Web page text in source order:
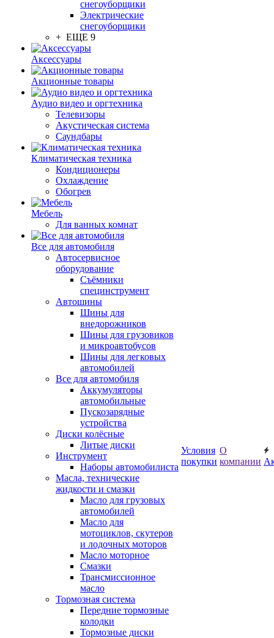
снегоуборщики
Электрические
снегоуборщики
+ ЕЩЕ 9
Аксессуары
Акционные товары
Аудио видео и оргтехника
Телевизоры
Акустическая система
Саундбары
Климатическая техника
Кондиционеры
Охлаждение
Обогрев
Мебель
Для ванных комнат
Все для автомобиля
Автосервисное
оборудование
Съёмники
специнструмент
Автошины
Шины для
внедорожников
Шины для грузовиков
и микроавтобусов
Шины для легковых
автомобилей
Все для автомобиля
Аккумуляторы
автомобильные
Пускозарядные
устройства
Диски колёсные
Литые диски
Инструмент
Наборы автомобилиста
Масла, технические
жидкости и смазки
Масло для грузовых
автомобилей
Масло для
мотоциклов, скутеров
и лодочных моторов
Масло моторное
Смазки
Трансмиссионное
масло
Тормозная система
Передние тормозные
колодки
Тормозные диски
Условия
покупки
О
компании